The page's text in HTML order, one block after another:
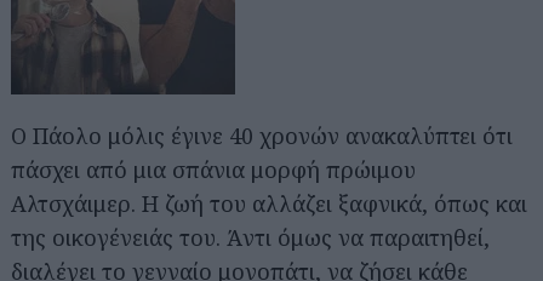
Ο Πάολο μόλις έγινε 40 χρονών ανακαλύπτει ότι
πάσχει από μια σπάνια μορφή πρώιμου
Αλτσχάιμερ. Η ζωή του αλλάζει ξαφνικά, όπως και
της οικογένειάς του. Άντι όμως να παραιτηθεί,
διαλέγει το γενναίο μονοπάτι, να ζήσει κάθε